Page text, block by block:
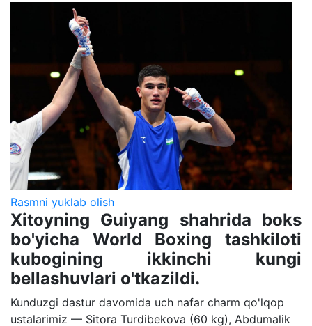
Rasmni yuklab olish
Xitoyning Guiyang shahrida boks
bo'yicha World Boxing tashkiloti
kubogining ikkinchi kungi
bellashuvlari o'tkazildi.
Kunduzgi dastur davomida uch nafar charm qo'lqop
ustalarimiz — Sitora Turdibekova (60 kg), Abdumalik